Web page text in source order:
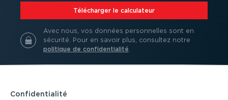
⁠Télécharger le calculateur
Avec nous, vos données person­nelles sont en
sécurité. Pour en savoir plus, consultez notre
politique de confi­den­tialité.
Confi­den­tialité